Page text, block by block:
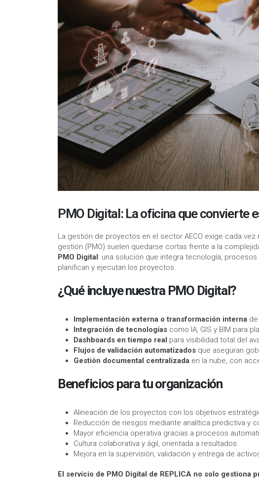
PMO Digital: La oficina que convierte
La gestión de proyectos en el sector AECO exige cada
gestión (PMO) suelen quedarse cortas frente a la
PMO Digital: una solución que integra tecnología,
planifican y ejecutan los proyectos.
¿Qué incluye nuestra PMO Digital?
Implementación externa o transformación interna
Integración de tecnologías como IA, GIS y BIM para
Dashboards en tiempo real para visibilidad total del
Flujos de validación automatizados que aseguran
Gestión documental centralizada en la nube, con
Beneficios para tu organización
Alineación de los proyectos con los objetivos
Reducción de riesgos mediante analítica predictiva y
Mayor eficiencia operativa gracias a procesos
Cultura colaborativa y ágil, orientada a resultados.
Mejora en la supervisión, validación y entrega de
El servicio de PMO Digital de REPLICA no solo gestiona